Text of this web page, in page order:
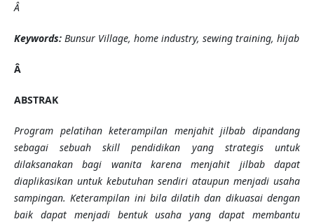
Â
Keywords: Bunsur Village, home industry, sewing training, hijab
Â
ABSTRAK
Program pelatihan keterampilan menjahit jilbab dipandang
sebagai sebuah skill pendidikan yang strategis untuk
dilaksanakan bagi wanita karena menjahit jilbab dapat
diaplikasikan untuk kebutuhan sendiri ataupun menjadi usaha
sampingan. Keterampilan ini bila dilatih dan dikuasai dengan
baik dapat menjadi bentuk usaha yang dapat membantu